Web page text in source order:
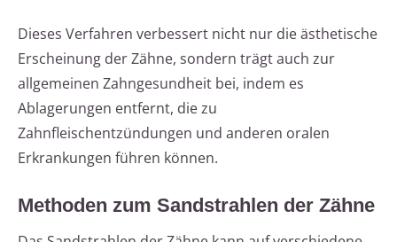
Dieses Verfahren verbessert nicht nur die ästhetische
Erscheinung der Zähne, sondern trägt auch zur
allgemeinen Zahngesundheit bei, indem es
Ablagerungen entfernt, die zu
Zahnfleischentzündungen und anderen oralen
Erkrankungen führen können.
Methoden zum Sandstrahlen der Zähne